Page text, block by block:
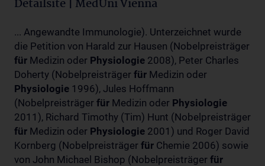
Detailsite | MedUni Vienna
... Angewandte Immunologie). Unterzeichnet wurde
die Petition von Harald zur Hausen (Nobelpreisträger
für Medizin oder Physiologie 2008), Peter Charles
Doherty (Nobelpreisträger für Medizin oder
Physiologie 1996), Jules Hoffmann
(Nobelpreisträger für Medizin oder Physiologie
2011), Richard Timothy (Tim) Hunt (Nobelpreisträger
für Medizin oder Physiologie 2001) und Roger David
Kornberg (Nobelpreisträger für Chemie 2006) sowie
von John Michael Bishop (Nobelpreisträger für